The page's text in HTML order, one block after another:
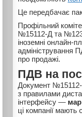
Це передбачає
Профільний
№15112-Д та
іноземні онлайн-
адміністрування
про продажі.
ПДВ на
Документ №15112-
з правилами
інтерфейсу —
ці компанії